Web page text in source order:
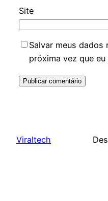
Site
Salvar meus dados
próxima vez que
Viraltech